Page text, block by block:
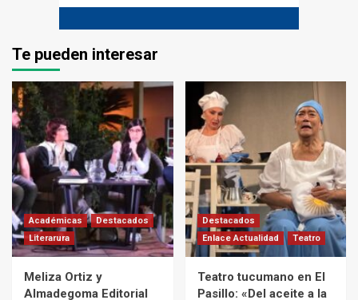
Te pueden interesar
Académicas
Destacados
Literarura
Meliza Ortiz y
Almadegoma Editorial
Destacados
Enlace Actualidad
Teatro
Teatro tucumano en El
Pasillo: «Del aceite a la